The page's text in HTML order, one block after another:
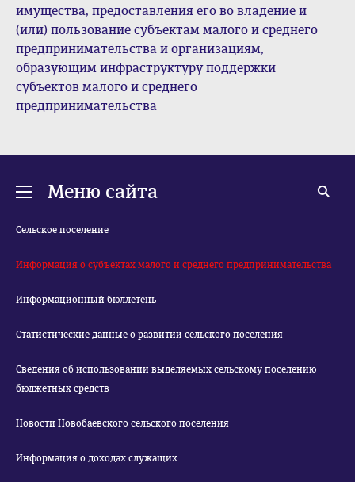
имущества, предоставления его во владение и
(или) пользование субъектам малого и среднего
предпринимательства и организациям,
образующим инфраструктуру поддержки
субъектов малого и среднего
предпринимательства
Меню сайта
Сельское поселение
Информация о субъектах малого и среднего предпринимательства
Информационный бюллетень
Статистические данные о развитии сельского поселения
Сведения об использовании выделяемых сельскому поселению
бюджетных средств
Новости Новобаевского сельского поселения
Информация о доходах служащих